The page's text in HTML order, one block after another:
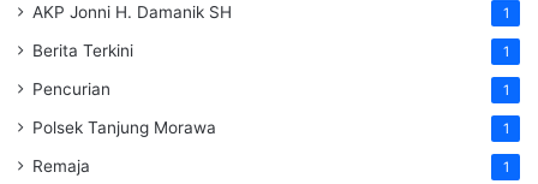
AKP Jonni H. Damanik SH 1
Berita Terkini 1
Pencurian 1
Polsek Tanjung Morawa 1
Remaja 1